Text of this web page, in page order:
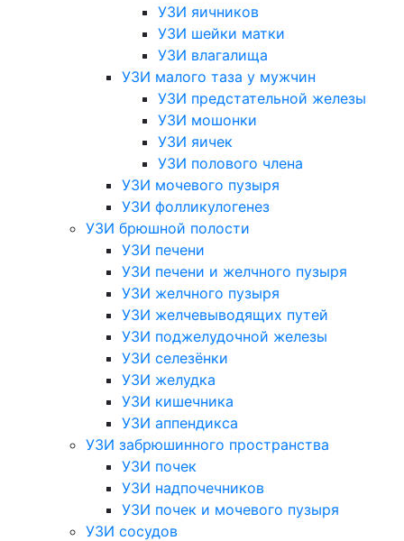
УЗИ яичников
УЗИ шейки матки
УЗИ влагалища
УЗИ малого таза у мужчин
УЗИ предстательной железы
УЗИ мошонки
УЗИ яичек
УЗИ полового члена
УЗИ мочевого пузыря
УЗИ фолликулогенез
УЗИ брюшной полости
УЗИ печени
УЗИ печени и желчного пузыря
УЗИ желчного пузыря
УЗИ желчевыводящих путей
УЗИ поджелудочной железы
УЗИ селезёнки
УЗИ желудка
УЗИ кишечника
УЗИ аппендикса
УЗИ забрюшинного пространства
УЗИ почек
УЗИ надпочечников
УЗИ почек и мочевого пузыря
УЗИ сосудов